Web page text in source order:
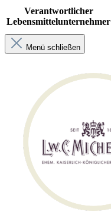
Verantwortlicher
Lebensmittelunternehmer
Menü schließen